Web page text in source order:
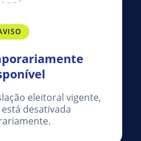
eleitoral vigente,
desativada